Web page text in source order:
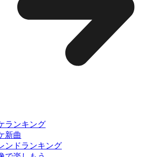
ランキング
新曲
ンドランキング